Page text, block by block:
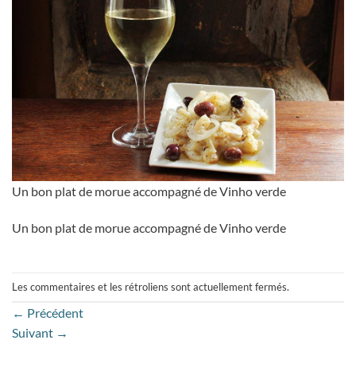
Un bon plat de morue accompagné de Vinho verde
Un bon plat de morue accompagné de Vinho verde
Les commentaires et les rétroliens sont actuellement fermés.
← Précédent
Suivant →